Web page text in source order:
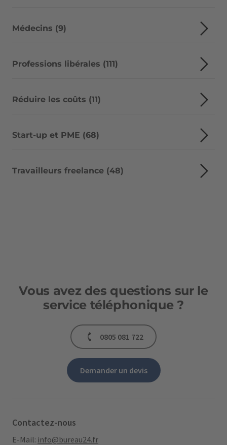
Médecins (9)
Professions libérales (111)
Réduire les coûts (11)
Start-up et PME (68)
Travailleurs freelance (48)
Vous avez des questions sur le
service téléphonique ?
0805 081 722
Demander un devis
Contactez-nous
E-Mail: info@bureau24.fr